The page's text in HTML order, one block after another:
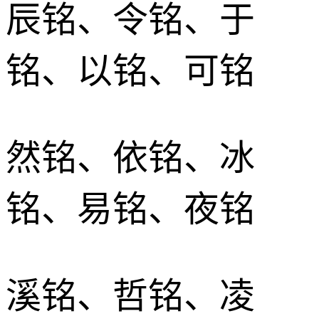
辰铭、令铭、于
铭、以铭、可铭
然铭、依铭、冰
铭、易铭、夜铭
溪铭、哲铭、凌